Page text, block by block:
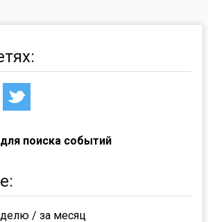
для поиска событий
/ за месяц